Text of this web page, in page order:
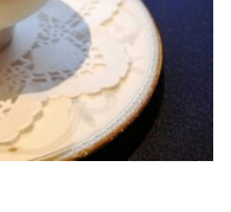
コテージ